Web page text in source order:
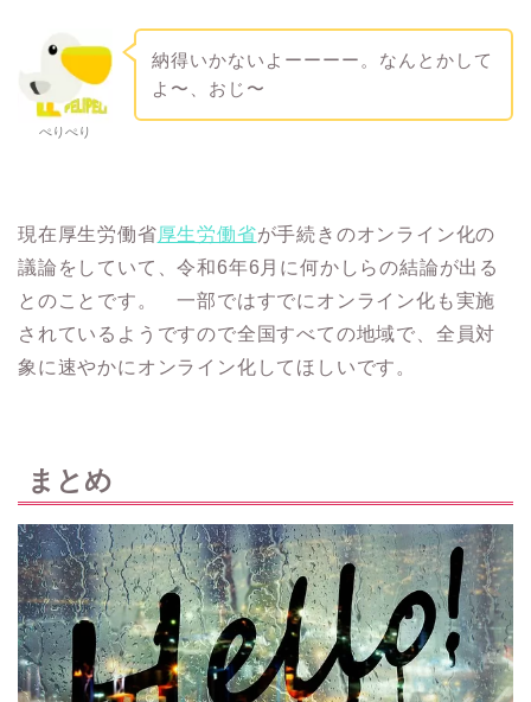
ぺりぺり
納得いかないよーーーー。なんとかして
よ〜、おじ〜
現在厚生労働省厚生労働省が手続きのオンライン化の
議論をしていて、令和6年6月に何かしらの結論が出る
とのことです。 一部ではすでにオンライン化も実施
されているようですので全国すべての地域で、全員対
象に速やかにオンライン化してほしいです。
まとめ